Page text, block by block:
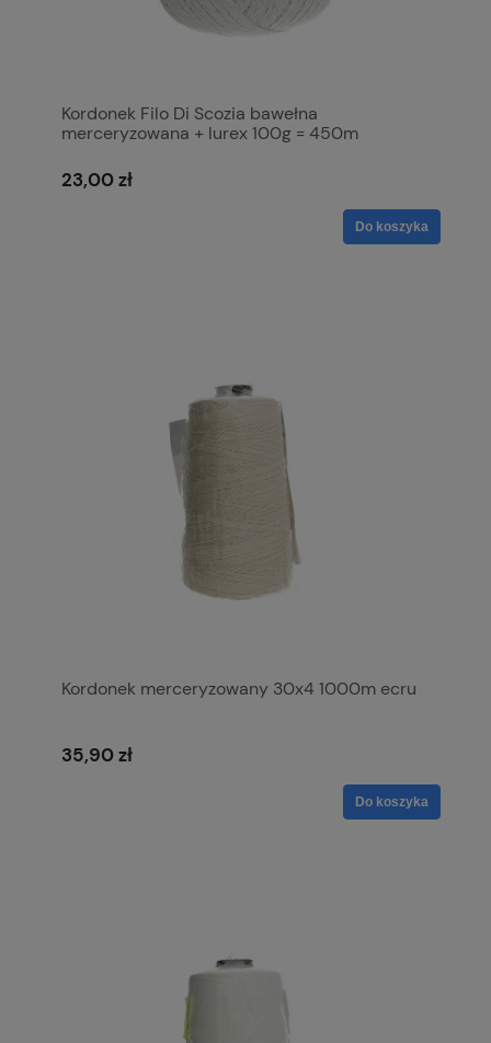
Kordonek Filo Di Scozia bawełna
merceryzowana + lurex 100g = 450m
23,00 zł
Do koszyka
Kordonek merceryzowany 30x4 1000m ecru
35,90 zł
Do koszyka